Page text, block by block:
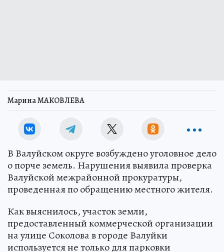
Марина МАКОВЛЕВА
В Валуйском округе возбуждено уголовное дело
о порче земель. Нарушения выявила проверка
Валуйской межрайонной прокуратуры,
проведенная по обращению местного жителя.
Как выяснилось, участок земли,
предоставленный коммерческой организации
на улице Соколова в городе Валуйки
используется не только для парковки